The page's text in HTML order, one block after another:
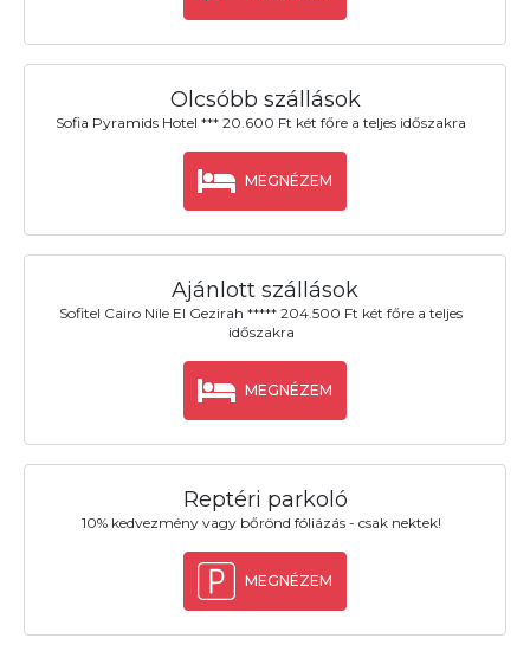
Olcsóbb szállások
Sofia Pyramids Hotel *** 20.600 Ft két főre a teljes időszakra
MEGNÉZEM
Ajánlott szállások
Sofitel Cairo Nile El Gezirah ***** 204.500 Ft két főre a teljes
időszakra
MEGNÉZEM
Reptéri parkoló
10% kedvezmény vagy bőrönd fóliázás - csak nektek!
MEGNÉZEM